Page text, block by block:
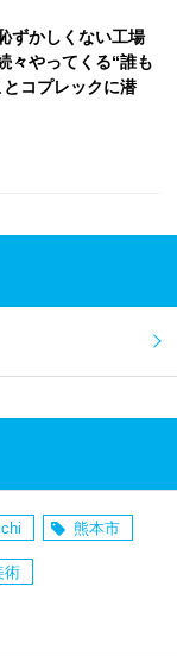
ずかしくない工場
々やってくる“誰も
コプレックに潜
熊本市
術